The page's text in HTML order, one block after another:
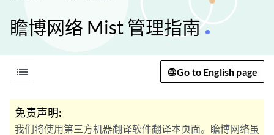
瞻博网络 Mist 管理指南
list Go to English page
免责声明:
我们将使用第三方机器翻译软件翻译本页面。瞻博网络虽